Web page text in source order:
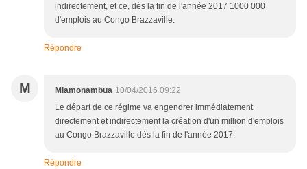
indirectement, et ce, dès la fin de l'année 2017 1000 000
d'emplois au Congo Brazzaville.
Répondre
M Miamonambua 10/04/2016 09:22
Le départ de ce régime va engendrer immédiatement
directement et indirectement la création d'un million d'emplois
au Congo Brazzaville dès la fin de l'année 2017.
Répondre